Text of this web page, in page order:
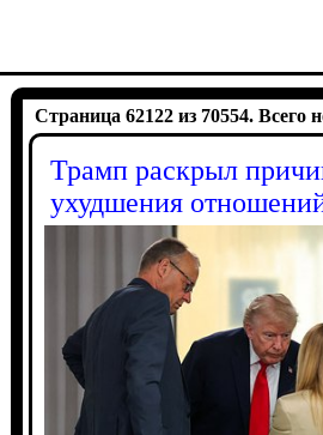
Страница 62122 из 70554. Всего
Трамп раскрыл
ухудшения